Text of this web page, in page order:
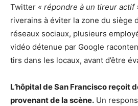
Twitter « répondre à un tireur actif
riverains à éviter la zone du siège
réseaux sociaux, plusieurs
vidéo détenue par Google
tirs dans les locaux, avant d’être
L’hôpital de San Francisco reçoit
provenant de la scène. Un